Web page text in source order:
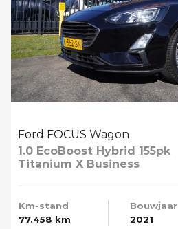
Ford FOCUS Wagon
1.0 EcoBoost Hybrid 155pk
Titanium X Business
Km-stand
77.458 km
Bouwjaar
2021